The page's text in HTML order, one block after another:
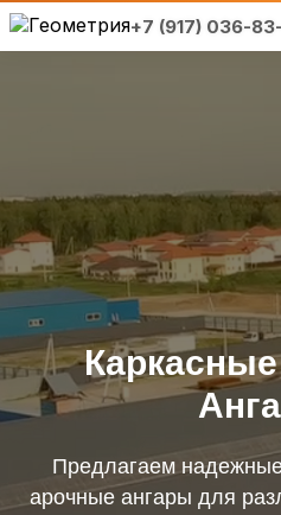
+7 (917) 036-
О компании
Реализованные проекты
Санкт-Петербург и область
Москва и
Санкт-
область
Нижний Новгород
Самара и
Предлагаем
арочные ангары для